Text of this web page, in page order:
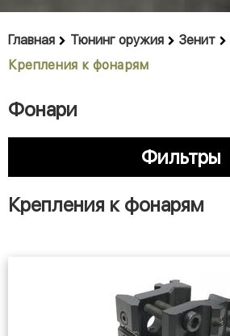
Главная Тюнинг оружия Зенит
Крепления к фонарям
Фонари
Фильтры
Крепления к фонарям